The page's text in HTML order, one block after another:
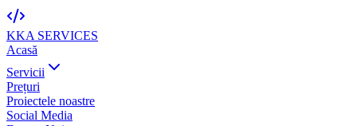
KKA SERVICES
Acasă
Servicii
Prețuri
Proiectele noastre
Social Media